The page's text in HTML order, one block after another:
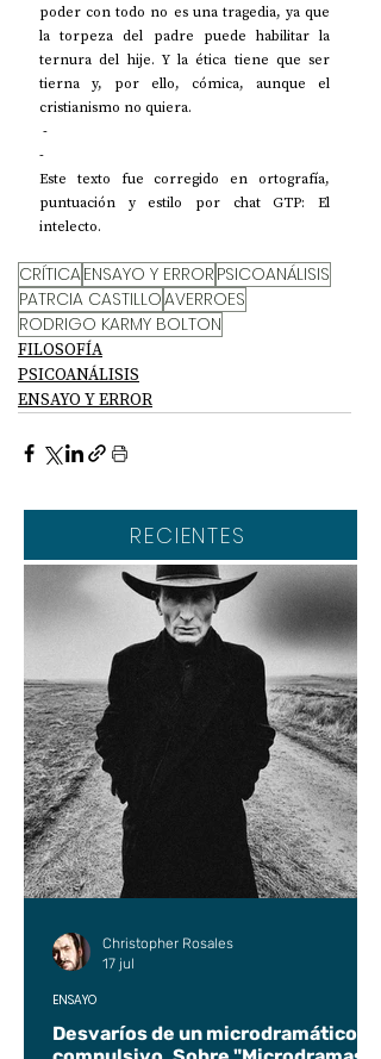
poder con todo no es una tragedia, ya que
la torpeza del padre puede habilitar la
ternura del hije. Y la ética tiene que ser
tierna y, por ello, cómica, aunque el
cristianismo no quiera.
-
-
Este texto fue corregido en ortografía,
puntuación y estilo por chat GTP: El
intelecto.
CRÍTICAENSAYO Y ERROR PSICOANÁLISIS
PATRCIA CASTILLOAVERROES
RODRIGO KARMY BOLTON
FILOSOFÍA
PSICOANÁLISIS
ENSAYO Y ERROR
RECIENTES
Desvaríos de un microdramático
ENSAYO
Christopher Rosales
17 jul